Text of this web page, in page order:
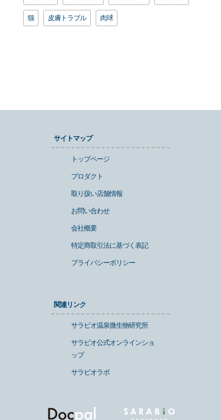
猫 皮膚トラブル 肉球
サイトマップ
トップページ
プロダクト
取り扱い店舗情報
お問い合わせ
会社概要
特定商取引法に基づく表記
プライバシーポリシー
関連リンク
サラビオ温泉微生物研究所
サラビオ公式オンラインショ
ップ
サラビオラボ